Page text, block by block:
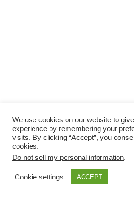
We use cookies on our website to
experience by remembering your
visits. By clicking “Accept”, you
cookies.
Do not sell my personal information.
Cookie settings ACCEPT